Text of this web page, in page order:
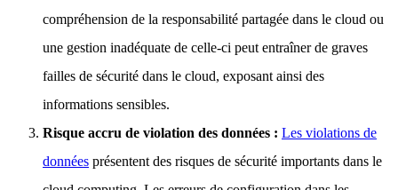
compréhension de la responsabilité partagée dans le cloud ou
une gestion inadéquate de celle-ci peut entraîner de graves
failles de sécurité dans le cloud, exposant ainsi des
informations sensibles.
Risque accru de violation des données : Les violations de
données présentent des risques de sécurité importants dans le